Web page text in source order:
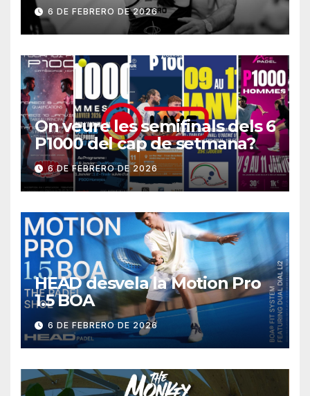
6 DE FEBRERO DE 2026
On veure les semifinals dels 6
P1000 del cap de setmana?
6 DE FEBRERO DE 2026
HEAD desvela la Motion Pro
1.5 BOA
6 DE FEBRERO DE 2026